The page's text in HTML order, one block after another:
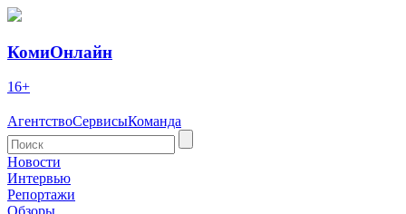
КомиОнлайн
16+
АгентствоСервисыКоманда
Новости
Интервью
Репортажи